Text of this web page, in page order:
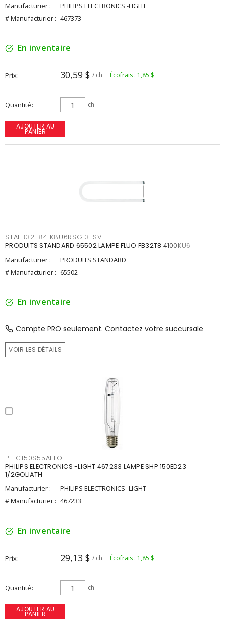
Manufacturier :
PHILIPS ELECTRONICS -LIGHT
# Manufacturier : 467373
En inventaire
Prix 30,59 $ / ch Écofrais : 1,85 $
Quantité ch
AJOUTER AU
PANIER
STAFB32T841K8U6RSG13ESV
PRODUITS STANDARD 65502 LAMPE FLUO FB32T8 4100KU6
Manufacturier :
PRODUITS STANDARD
# Manufacturier : 65502
En inventaire
Compte PRO seulement. Contactez votre succursale
VOIR LES DÉTAILS
PHIC150S55ALTO
PHILIPS ELECTRONICS -LIGHT 467233 LAMPE SHP 150ED23
1/2GOLIATH
Manufacturier :
PHILIPS ELECTRONICS -LIGHT
# Manufacturier : 467233
En inventaire
Prix 29,13 $ / ch Écofrais : 1,85 $
Quantité ch
AJOUTER AU
PANIER